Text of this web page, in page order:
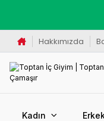
Hakkımızda
Kadın